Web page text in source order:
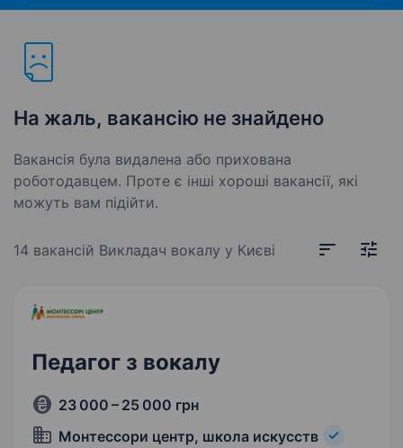
На жаль, вакансію не знайдено
Вакансія була видалена або прихована
роботодавцем. Проте є інші хороші вакансії, які
можуть вам підійти.
14 вакансій Викладач вокалу у Києві
Педагог з вокалу
23 000 – 25 000 грн
Монтессори центр, школа искусств